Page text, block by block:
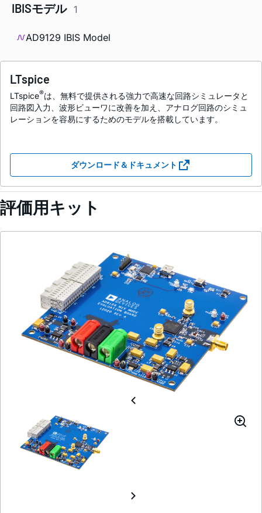
IBISモデル 1
AD9129 IBIS Model
LTspice
LTspice®は、無料で提供される強力で高速な回路シミュレータと
回路図入力、波形ビューワに改善を加え、アナログ回路のシミュ
レーションを容易にするためのモデルを搭載しています。
ダウンロード＆ドキュメント
評価用キット